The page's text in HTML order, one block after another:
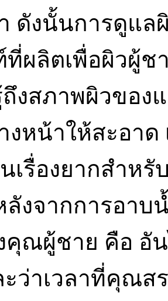
ดังนั้นการดูแล
ลิตเพื่อผิวผู้ชา
งสภาพผิวของ
งหน้าให้สะอาด
เรื่องยากสำห
งจากการอาบ
คุณผู้ชาย คือ อั
ะว่าเวลาที่คุณส